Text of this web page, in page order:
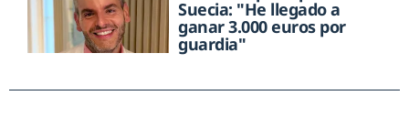
Suecia: "He llegado a
ganar 3.000 euros por
guardia"